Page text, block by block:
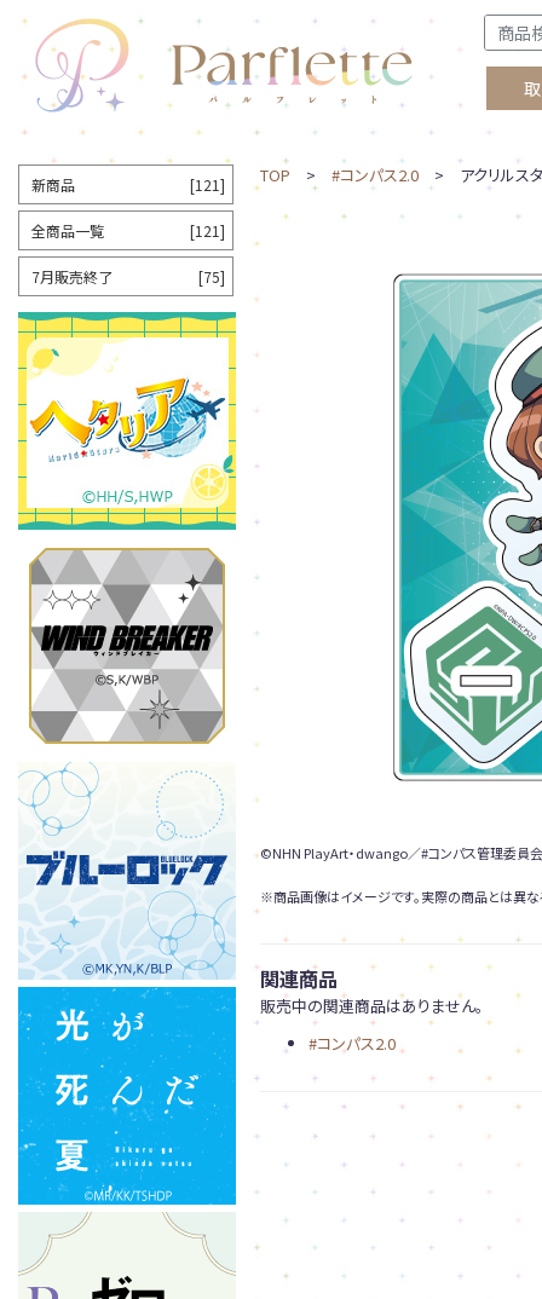
TOP > #コンパス2.0 > アクリルスタ
©NHN PlayArt・dwango／#コンパス管理委員
※商品画像はイメージです。実際の商品とは異な
関連商品
販売中の関連商品はありません。
#コンパス2.0
新商品 [121]
全商品一覧 [121]
7月販売終了 [75]